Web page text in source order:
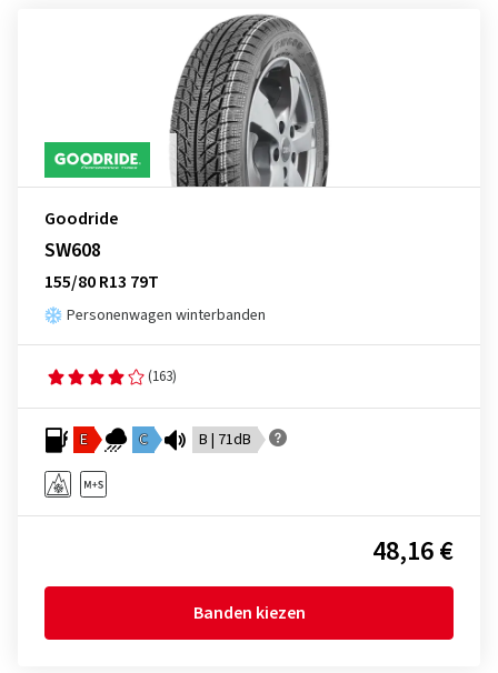
Goodride
SW608
155/80 R13 79T
Personenwagen winterbanden
(163)
E C B | 71dB
48,16 €
Banden kiezen